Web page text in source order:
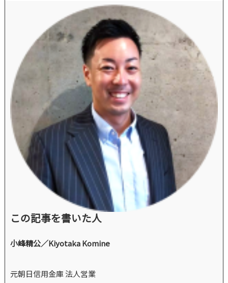
この記事を書いた人
小峰精公／Kiyotaka Komine
元朝日信用金庫 法人営業